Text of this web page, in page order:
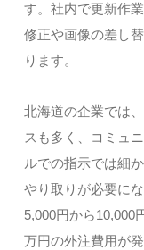
す。社内で更新作
修正や画像の差し
ります。
北海道の企業では
スも多く、コミュ
ルでの指示では細
やり取りが必要に
5,000円から10,000
万円の外注費用が